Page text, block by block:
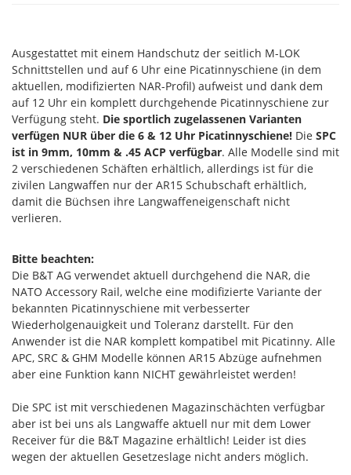
Ausgestattet mit einem Handschutz der seitlich M-LOK
Schnittstellen und auf 6 Uhr eine Picatinnyschiene (in dem
aktuellen, modifizierten NAR-Profil) aufweist und dank dem
auf 12 Uhr ein komplett durchgehende Picatinnyschiene zur
Verfügung steht. Die sportlich zugelassenen Varianten
verfügen NUR über die 6 & 12 Uhr Picatinnyschiene! Die SPC
ist in 9mm, 10mm & .45 ACP verfügbar. Alle Modelle sind mit
2 verschiedenen Schäften erhältlich, allerdings ist für die
zivilen Langwaffen nur der AR15 Schubschaft erhältlich,
damit die Büchsen ihre Langwaffeneigenschaft nicht
verlieren.
Bitte beachten:
Die B&T AG verwendet aktuell durchgehend die NAR, die
NATO Accessory Rail, welche eine modifizierte Variante der
bekannten Picatinnyschiene mit verbesserter
Wiederholgenauigkeit und Toleranz darstellt. Für den
Anwender ist die NAR komplett kompatibel mit Picatinny. Alle
APC, SRC & GHM Modelle können AR15 Abzüge aufnehmen
aber eine Funktion kann NICHT gewährleistet werden!
Die SPC ist mit verschiedenen Magazinschächten verfügbar
aber ist bei uns als Langwaffe aktuell nur mit dem Lower
Receiver für die B&T Magazine erhältlich! Leider ist dies
wegen der aktuellen Gesetzeslage nicht anders möglich.